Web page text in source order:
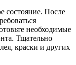
состояние. После
необходимые
Тщательно
краски и других